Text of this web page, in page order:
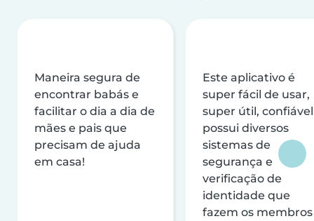
Maneira segura de
encontrar babás e
facilitar o dia a dia de
mães e pais que
precisam de ajuda
em casa!
Este aplicativo é
super fácil de usar,
super útil,
possui diversos
sistemas de
segurança e
verificação de
identidade que
fazem os membros